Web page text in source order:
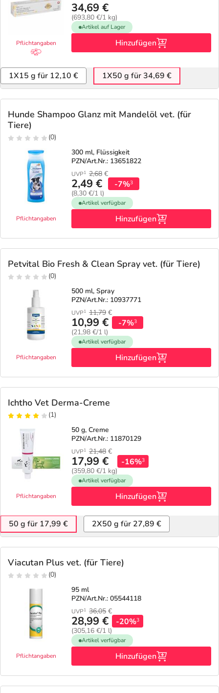
Pflichtangaben
34,69 €
(693,80 €/1 kg)
Artikel auf Lager
Hinzufügen
1X15 g für 12,10 € 1X50 g für 34,69 €
Hunde Shampoo Glanz mit Mandelöl vet. (für
Tiere)
(0)
Pflichtangaben
300 ml, Flüssigkeit
PZN/Art.Nr.: 13651822
UVP1 2,68 €
2,49 €
(8,30 €/1 l)
-7%3
Artikel verfügbar
Hinzufügen
Petvital Bio Fresh & Clean Spray vet. (für Tiere)
(0)
Pflichtangaben
500 ml, Spray
PZN/Art.Nr.: 10937771
UVP1 11,79 €
10,99 €
(21,98 €/1 l)
-7%3
Artikel verfügbar
Hinzufügen
Ichtho Vet Derma-Creme
(1)
Pflichtangaben
50 g, Creme
PZN/Art.Nr.: 11870129
UVP1 21,48 €
17,99 €
(359,80 €/1 kg)
-16%3
Artikel verfügbar
Hinzufügen
50 g für 17,99 € 2X50 g für 27,89 €
Viacutan Plus vet. (für Tiere)
(0)
Pflichtangaben
95 ml
PZN/Art.Nr.: 05544118
UVP1 36,05 €
28,99 €
(305,16 €/1 l)
-20%3
Artikel verfügbar
Hinzufügen